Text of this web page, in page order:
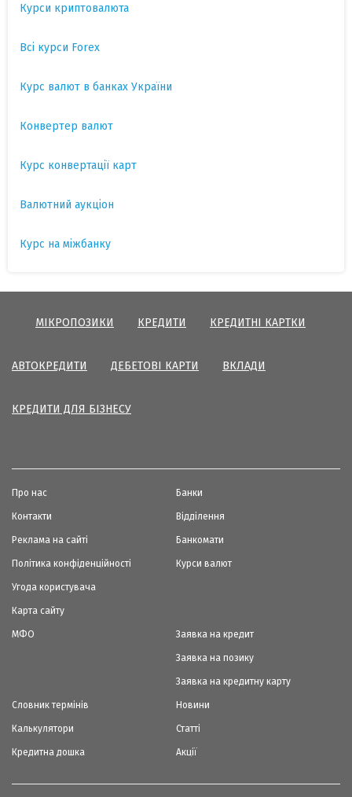
Курси криптовалюта
Всі курси Forex
Курс валют в банках України
Конвертер валют
Курс конвертації карт
Валютний аукціон
Курс на міжбанку
МІКРОПОЗИКИ КРЕДИТИ КРЕДИТНІ КАРТКИ
АВТОКРЕДИТИ ДЕБЕТОВІ КАРТИ ВКЛАДИ
КРЕДИТИ ДЛЯ БІЗНЕСУ
Про нас
Контакти
Реклама на сайті
Політика конфіденційності
Угода користувача
Карта сайту
Банки
Відділення
Банкомати
Курси валют
МФО Заявка на кредит
Заявка на позику
Заявка на кредитну карту
Словник термінів
Калькулятори
Кредитна дошка
Новини
Статті
Акції